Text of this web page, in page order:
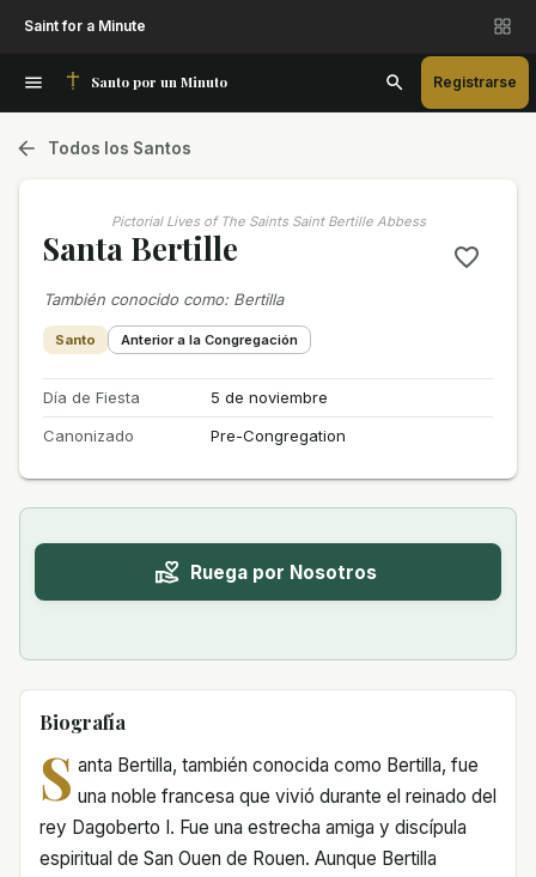
Saint for a Minute
Santo por un Minuto Registrarse
Todos los Santos
Pictorial Lives of The Saints Saint Bertille Abbess
Santa Bertille
También conocido como: Bertilla
Santo Anterior a la Congregación
Día de Fiesta
5 de noviembre
Canonizado
Pre-Congregation
Ruega por Nosotros
Biografía
S anta Bertilla, también conocida como Bertilla, fue
una noble francesa que vivió durante el reinado del
rey Dagoberto I. Fue una estrecha amiga y discípula
espiritual de San Ouen de Rouen. Aunque Bertilla